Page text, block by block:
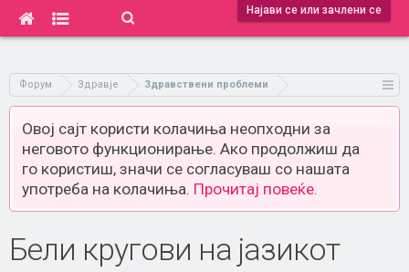
Најави се или зачлени се
Форум Здравје Здравствени проблеми
Овој сајт користи колачиња неопходни за
неговото функционирање. Ако продолжиш да
го користиш, значи се согласуваш со нашата
употреба на колачиња. Прочитај повеќе.
Бели кругови на јазикот